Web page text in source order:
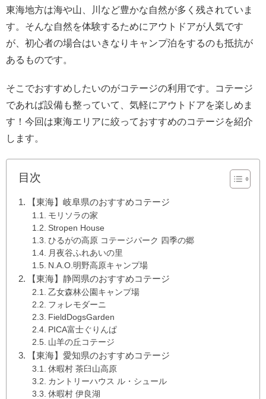
東海地方は海や山、川など豊かな自然が多く残されていま
す。そんな自然を体験するためにアウトドアが人気です
が、初心者の場合はいきなりキャンプ泊をするのも抵抗が
あるものです。
そこでおすすめしたいのがコテージの利用です。コテージ
であれば設備も整っていて、気軽にアウトドアを楽しめま
す！今回は東海エリアに絞っておすすめのコテージを紹介
します。
目次
【東海】岐阜県のおすすめコテージ
モリソラの家
Stropen House
ひるがの高原 コテージパーク 四季の郷
月夜谷ふれあいの里
N.A.O.明野高原キャンプ場
【東海】静岡県のおすすめコテージ
乙女森林公園キャンプ場
フォレモダーニ
FieldDogsGarden
PICA富士ぐりんぱ
山羊の丘コテージ
【東海】愛知県のおすすめコテージ
休暇村 茶臼山高原
カントリーハウス ル・シュール
休暇村 伊良湖